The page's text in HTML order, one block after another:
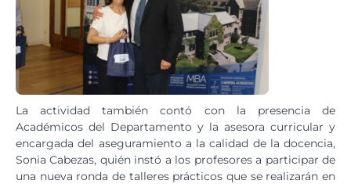
La actividad también contó con la presencia de
Académicos del Departamento y la asesora curricular y
encargada del aseguramiento a la calidad de la docencia,
Sonia Cabezas, quién instó a los profesores a participar de
una nueva ronda de talleres prácticos que se realizarán en